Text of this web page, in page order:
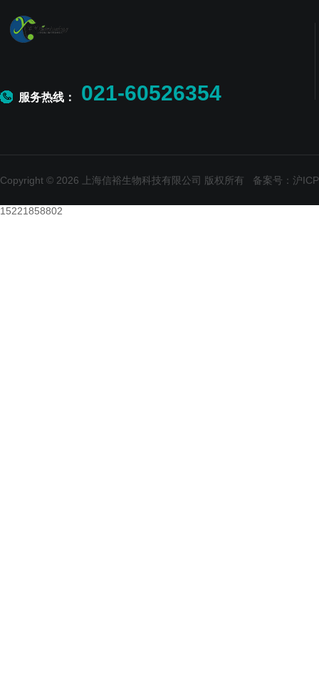
服务热线： 021-60526354
Copyright © 2026 上海信裕生物科技有限公司 版权所有 备案号：沪
15221858802